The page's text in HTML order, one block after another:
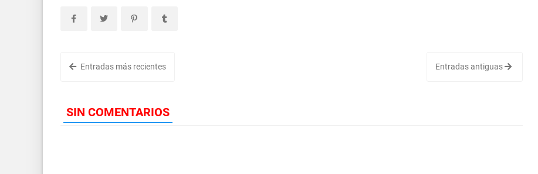
Entradas más recientes Entradas antiguas
SIN COMENTARIOS